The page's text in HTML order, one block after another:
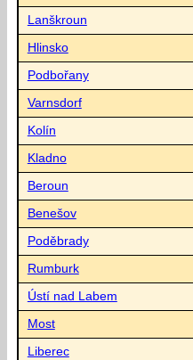
Lanškroun
Hlinsko
Podbořany
Varnsdorf
Kolín
Kladno
Beroun
Benešov
Poděbrady
Rumburk
Ústí nad Labem
Most
Liberec